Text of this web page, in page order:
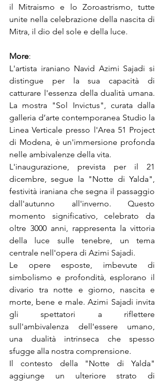
il Mitraismo e lo Zoroastrismo, tutte
unite nella celebrazione della nascita di
Mitra, il dio del sole e della luce.
More:
L'artista iraniano Navid Azimi Sajadi si
distingue per la sua capacità di
catturare l'essenza della dualità umana.
La mostra "Sol Invictus", curata dalla
galleria d’arte contemporanea Studio la
Linea Verticale presso l'Area 51 Project
di Modena, è un'immersione profonda
nelle ambivalenze della vita.
L'inaugurazione, prevista per il 21
dicembre, segue la "Notte di Yalda",
festività iraniana che segna il passaggio
dall'autunno all'inverno. Questo
momento significativo, celebrato da
oltre 3000 anni, rappresenta la vittoria
della luce sulle tenebre, un tema
centrale nell'opera di Azimi Sajadi.
Le opere esposte, imbevute di
simbolismo e profondità, esplorano il
divario tra notte e giorno, nascita e
morte, bene e male. Azimi Sajadi invita
gli spettatori a riflettere
sull'ambivalenza dell'essere umano,
una dualità intrinseca che spesso
sfugge alla nostra comprensione.
Il contesto della "Notte di Yalda"
aggiunge un ulteriore strato di